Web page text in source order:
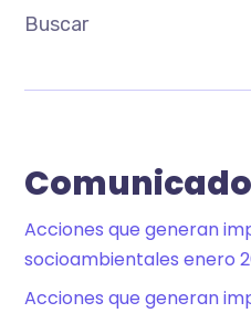
Buscar
Acciones que generan
socioambientales enero
Acciones que generan